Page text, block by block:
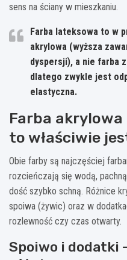
sens na ściany w mieszkaniu.
Farba lateksowa to w
akrylowa (wyższa
dyspersji), a nie farba
dlatego zwykle jest
elastyczna.
Farba
to właściwie
Obie farby są najczęściej
rozcieńczają się wodą,
dość szybko schną. Różnice
spoiwa (żywic) oraz w
rozlewność czy czas otwarty.
Spoiwo i dodatki